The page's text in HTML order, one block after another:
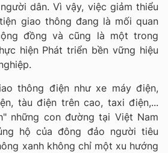
dân. Vì vậy, việc giảm thiểu
giao thông đang là mối quan
đồng và cũng là một trong
hiện Phát triển bền vững hiệu
thông điện như xe máy điện,
tàu điện trên cao, taxi điện,...
những con đường tại Việt Nam
hộ của đông đảo người tiêu
xanh không chỉ một xu hướng